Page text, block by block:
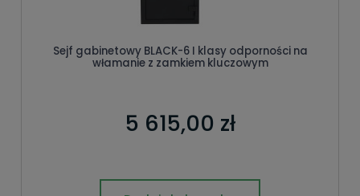
Sejf gabinetowy BLACK-6 I klasy odporności na
włamanie z zamkiem kluczowym
5 615,00 zł